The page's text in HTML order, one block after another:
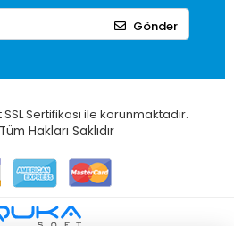
Gönder
Sertifikası ile korunmaktadır.
Tüm Hakları Saklıdır